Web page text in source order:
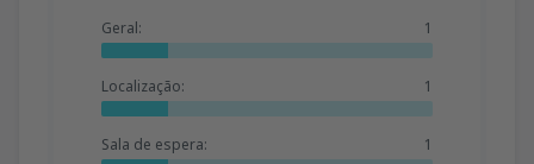
Geral: 1
Localização: 1
Sala de espera: 1